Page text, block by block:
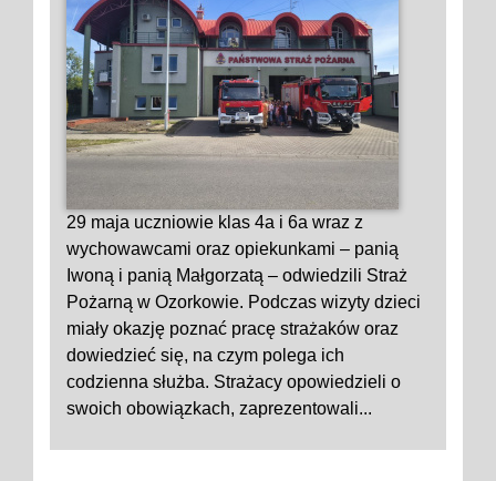
29 maja uczniowie klas 4a i 6a wraz z
wychowawcami oraz opiekunkami – panią
Iwoną i panią Małgorzatą – odwiedzili Straż
Pożarną w Ozorkowie. Podczas wizyty dzieci
miały okazję poznać pracę strażaków oraz
dowiedzieć się, na czym polega ich
codzienna służba. Strażacy opowiedzieli o
swoich obowiązkach, zaprezentowali...